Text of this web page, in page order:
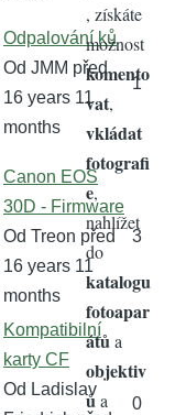
Normální
téma
Odpalování ků
Od JMM před
16 years 11
months
1
Normální
téma
Canon EOS
30D - Firmware
Od Treon před
16 years 11
months
3
Normální
téma
Kompatibilní
karty CF
Od Ladislav
0
, získáte
možnost
komento
vat,
vkládat
fotografi
e,
nahlížet
do
katalogu
fotoapar
átů a
objektiv
ů a